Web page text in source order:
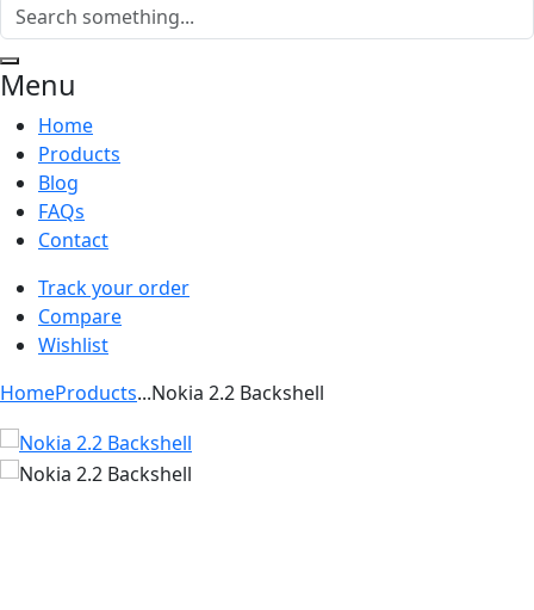
Menu
Home
Products
Blog
FAQs
Contact
Track your order
Compare
Wishlist
HomeProducts...Nokia 2.2 Backshell